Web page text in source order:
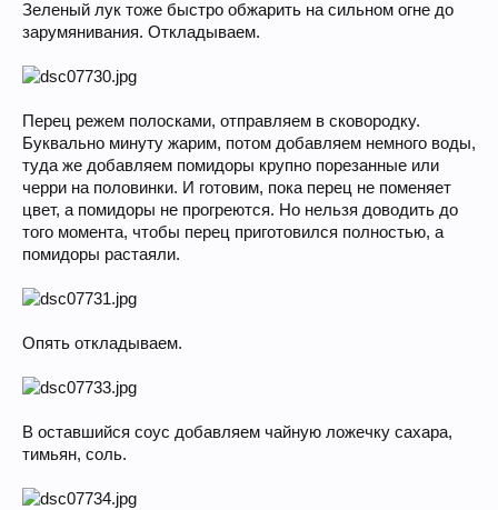
Зеленый лук тоже быстро обжарить на сильном огне до
зарумянивания. Откладываем.
Перец режем полосками, отправляем в сковородку.
Буквально минуту жарим, потом добавляем немного воды,
туда же добавляем помидоры крупно порезанные или
черри на половинки. И готовим, пока перец не поменяет
цвет, а помидоры не прогреются. Но нельзя доводить до
того момента, чтобы перец приготовился полностью, а
помидоры растаяли.
Опять откладываем.
В оставшийся соус добавляем чайную ложечку сахара,
тимьян, соль.